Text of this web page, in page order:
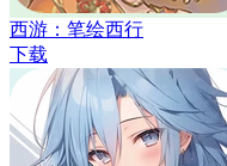
西游：笔绘西行
下载